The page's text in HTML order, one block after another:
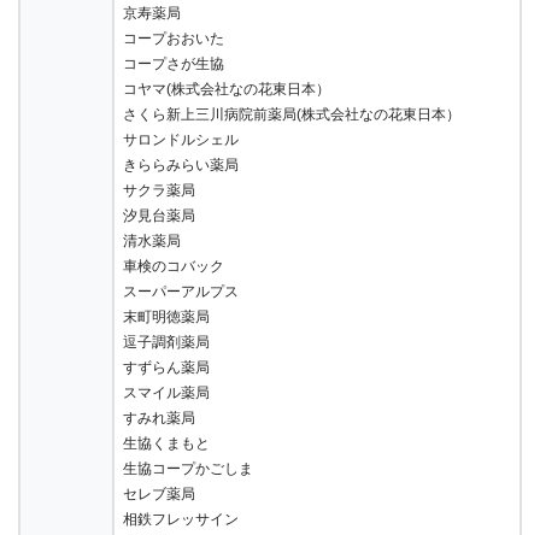
京寿薬局
コープおおいた
コープさが生協
コヤマ(株式会社なの花東日本）
さくら新上三川病院前薬局(株式会社なの花東日本）
サロンドルシェル
きららみらい薬局
サクラ薬局
汐見台薬局
清水薬局
車検のコバック
スーパーアルプス
末町明徳薬局
逗子調剤薬局
すずらん薬局
スマイル薬局
すみれ薬局
生協くまもと
生協コープかごしま
セレブ薬局
相鉄フレッサイン